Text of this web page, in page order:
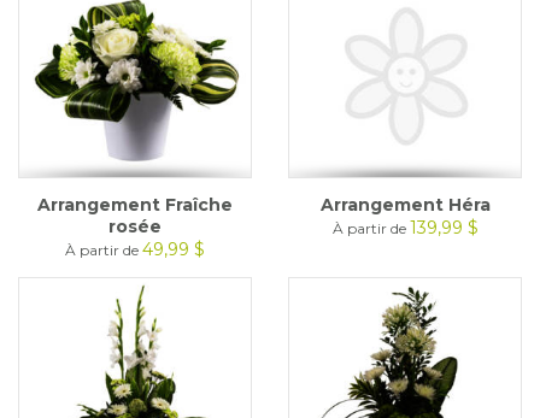
Arrangement Fraîche
rosée
À partir de 49,99 $
Arrangement Héra
À partir de 139,99 $